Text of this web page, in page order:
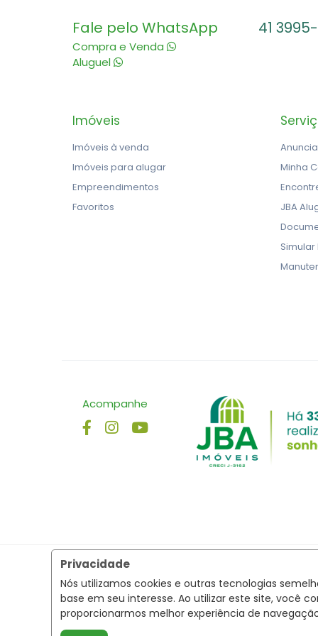
Privacidade
Nós utilizamos cookies e outras tecnologias
base em seu interesse. Ao utilizar este site, você
proporcionarmos melhor experiência de
Fale pelo WhatsApp
Compra e Venda
Aluguel
41
Imóveis
Imóveis à venda
Imóveis para alugar
Empreendimentos
Favoritos
Minha
JBA
Acompanhe